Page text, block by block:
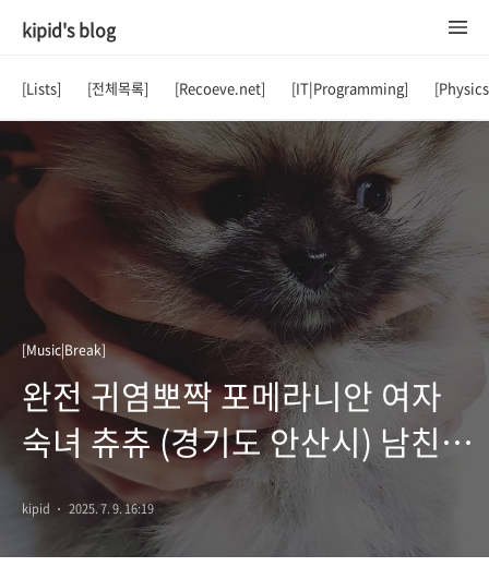
kipid's blog
[Lists] [전체목록] [Recoeve.net] [IT|Programming]
[Music|Break]
완전 귀염뽀짝 포메라니안 여자
숙녀 츄츄 (경기도 안산시) 남친
구해요.
kipid 2025. 7. 9. 16:19